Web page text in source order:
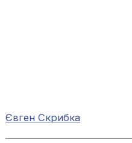
Євген Скрибка